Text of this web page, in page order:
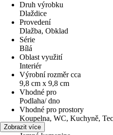
Druh výrobku
Dlaždice
Provedení
Dlažba, Obklad
Série
Bílá
Oblast využití
Interiér
Výrobní rozměr cca
9,8 cm x 9,8 cm
Vhodné pro
Podlaha/ dno
Vhodné pro prostory
Koupelna, WC, Kuchyně,
Materiál
Zobrazit více